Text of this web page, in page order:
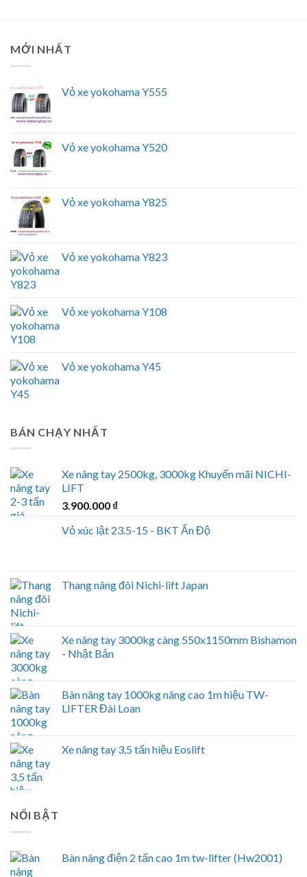
MỚI NHẤT
Vỏ xe yokohama Y555
Vỏ xe yokohama Y520
Vỏ xe yokohama Y825
Vỏ xe yokohama Y823
Vỏ xe yokohama Y108
Vỏ xe yokohama Y45
BÁN CHẠY NHẤT
Xe nâng tay 2500kg, 3000kg Khuyến mãi NICHI-
LIFT
3.900.000 ₫
Vỏ xúc lật 23.5-15 - BKT Ấn Độ
Thang nâng đôi Nichi-lift Japan
Xe nâng tay 3000kg càng 550x1150mm Bishamon
- Nhật Bản
Bàn nâng tay 1000kg nâng cao 1m hiệu TW-
LIFTER Đài Loan
Xe nâng tay 3,5 tấn hiệu Eoslift
NỔI BẬT
Bàn nâng điện 2 tấn cao 1m tw-lifter (Hw2001)